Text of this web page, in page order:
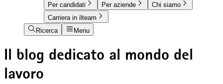
Per candidati Per aziende
Chi siamo
Carriera in ilteam
Ricerca
Menu
Il blog dedicato al mondo del
lavoro